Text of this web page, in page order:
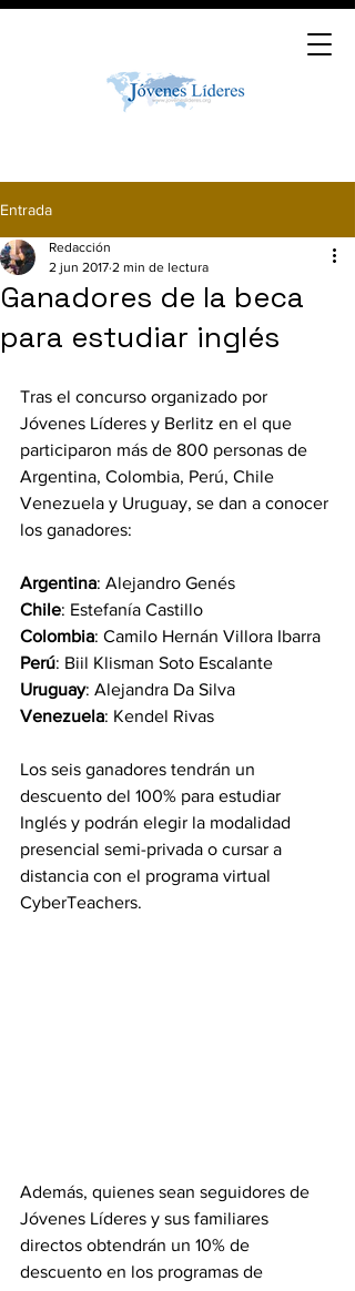
Entrada
Ganadores de la beca
para estudiar inglés
Redacción
2 jun 2017 2 min de lectura
Tras el concurso organizado por
Jóvenes Líderes y Berlitz en el que
participaron más de 800 personas de
Argentina, Colombia, Perú, Chile
Venezuela y Uruguay, se dan a conocer
los ganadores:
Argentina: Alejandro Genés
Chile: Estefanía Castillo
Colombia: Camilo Hernán Villora Ibarra
Perú: Biil Klisman Soto Escalante
Uruguay: Alejandra Da Silva
Venezuela: Kendel Rivas
Los seis ganadores tendrán un
descuento del 100% para estudiar
Inglés y podrán elegir la modalidad
presencial semi-privada o cursar a
distancia con el programa virtual
CyberTeachers.
Además, quienes sean seguidores de
Jóvenes Líderes y sus familiares
directos obtendrán un 10% de
descuento en los programas de